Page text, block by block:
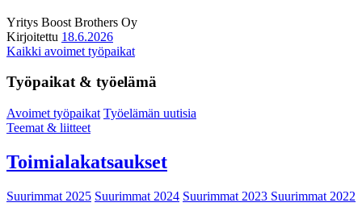
Yritys Boost Brothers Oy
Kirjoitettu 18.6.2026
Kaikki avoimet työpaikat
Työpaikat & työelämä
Avoimet työpaikat Työelämän uutisia
Teemat & liitteet
Toimialakatsaukset
Suurimmat 2025 Suurimmat 2024 Suurimmat 2023 Suurimmat 2022